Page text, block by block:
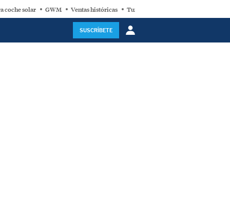
coche solar GWM Ventas históricas Turbina eólica
SUSCRÍBETE